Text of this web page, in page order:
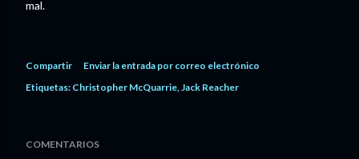
mal.
Compartir
Enviar la entrada por correo electrónico
Etiquetas: Christopher McQuarrie Jack Reacher
COMENTARIOS